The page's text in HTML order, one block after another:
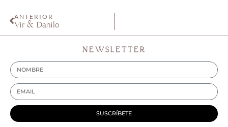
ANTERIOR
Vir & Danilo
NEWSLETTER
SUSCRÍBETE